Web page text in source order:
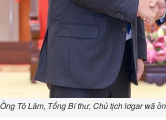
Ồng Tô Lâm, Tổng Bí thư, Chủ tịch lơgar wă